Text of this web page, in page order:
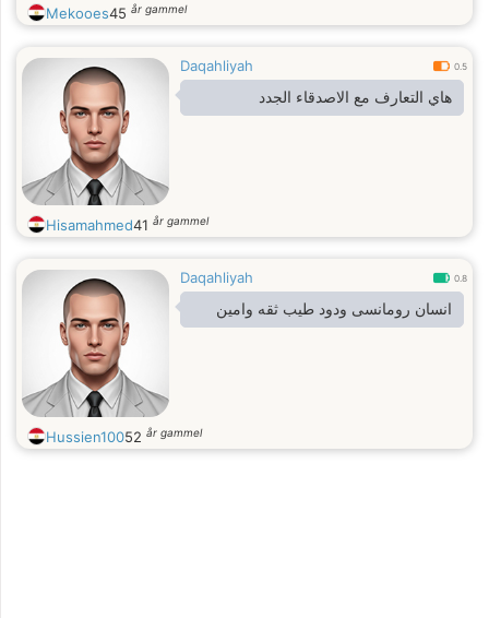
Mekooes45 år gammel
Daqahliyah 0.5
هاي التعارف مع الاصدقاء الجدد
Hisamahmed41 år gammel
Daqahliyah 0.8
انسان رومانسى ودود طيب ثقه وامين
Hussien10052 år gammel